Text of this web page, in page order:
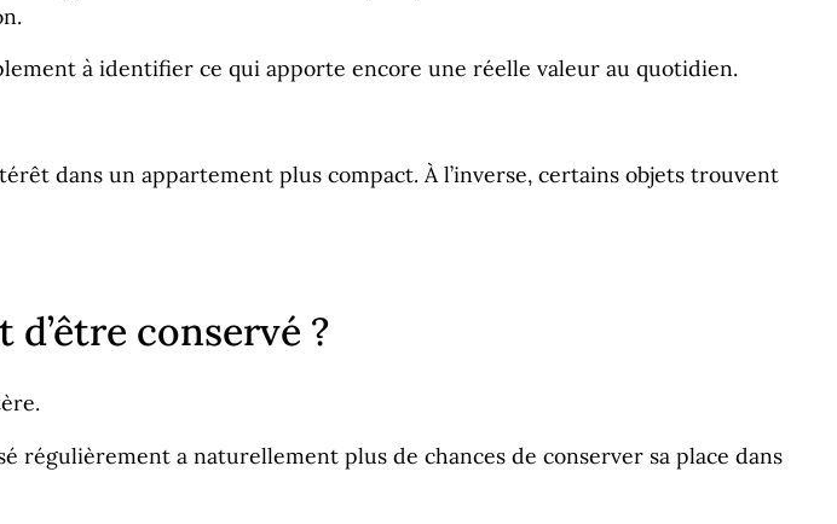
à identifier ce qui apporte encore une réelle valeur au quotidien.
dans un appartement plus compact. À l’inverse, certains objets trouvent
conservé ?
a naturellement plus de chances de conserver sa place dans